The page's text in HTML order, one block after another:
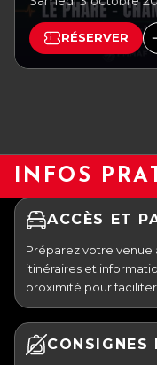
RÉSERVER
INFOS
ACCÈS ET
Préparez votre venue
itinéraires et
proximité pour
CONSIGNES